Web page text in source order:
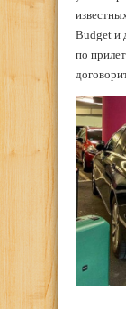
Budget и
по